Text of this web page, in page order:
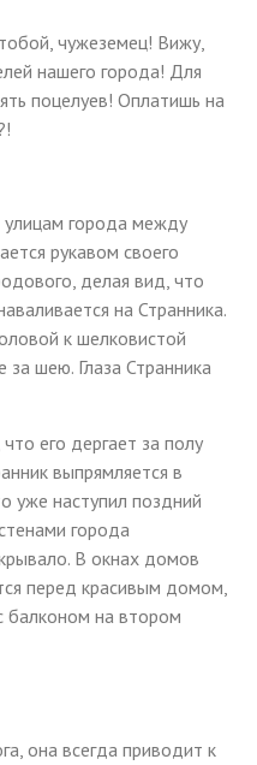
чужеземец! Вижу,
нашего города! Для
поцелуев! Оплатишь на
улицам города между
рукавом своего
делая вид, что
на Странника.
к шелковистой
шею. Глаза Странника
его дергает за полу
выпрямляется в
уже наступил поздний
города
В окнах домов
перед красивым домом,
балконом на втором
она всегда приводит к